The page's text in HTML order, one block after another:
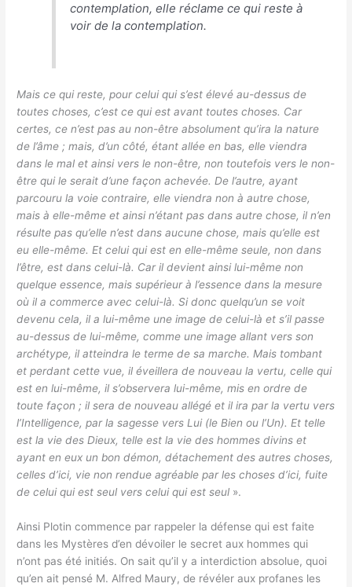
contemplation, elle réclame ce qui reste à
voir de la contemplation.
Mais ce qui reste, pour celui qui s’est élevé au-dessus de
toutes choses, c’est ce qui est avant toutes choses. Car
certes, ce n’est pas au non-être absolument qu’ira la nature
de l’âme ; mais, d’un côté, étant allée en bas, elle viendra
dans le mal et ainsi vers le non-être, non toutefois vers le non-
être qui le serait d’une façon achevée. De l’autre, ayant
parcouru la voie contraire, elle viendra non à autre chose,
mais à elle-même et ainsi n’étant pas dans autre chose, il n’en
résulte pas qu’elle n’est dans aucune chose, mais qu’elle est
eu elle-même. Et celui qui est en elle-même seule, non dans
l’être, est dans celui-là. Car il devient ainsi lui-même non
quelque essence, mais supérieur à l’essence dans la mesure
où il a commerce avec celui-là. Si donc quelqu’un se voit
devenu cela, il a lui-même une image de celui-là et s’il passe
au-dessus de lui-même, comme une image allant vers son
archétype, il atteindra le terme de sa marche. Mais tombant
et perdant cette vue, il éveillera de nouveau la vertu, celle qui
est en lui-même, il s’observera lui-même, mis en ordre de
toute façon ; il sera de nouveau allégé et il ira par la vertu vers
l’Intelligence, par la sagesse vers Lui (le Bien ou l’Un). Et telle
est la vie des Dieux, telle est la vie des hommes divins et
ayant en eux un bon démon, détachement des autres choses,
celles d’ici, vie non rendue agréable par les choses d’ici, fuite
de celui qui est seul vers celui qui est seul ».
Ainsi Plotin commence par rappeler la défense qui est faite
dans les Mystères d’en dévoiler le secret aux hommes qui
n’ont pas été initiés. On sait qu’il y a interdiction absolue, quoi
qu’en ait pensé M. Alfred Maury, de révéler aux profanes les